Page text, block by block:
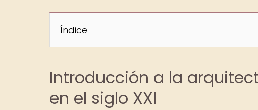
Índice
Introducción a la
en el siglo XXI